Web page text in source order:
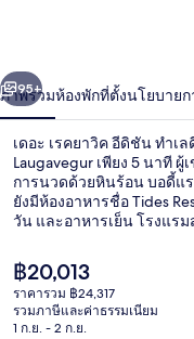
อี
ดิ
ชัน
า
ถัดไป
95+
ภาพรวมห้องพักที่ตั้งนโยบายก
เดอะ เรคยาวิค อีดิชัน ทำเ
Laugavegur เพียง 5 นาที
การนวดด้วยหินร้อน บอดี้แ
ยังมีห้องอาหารชื่อ Tides
วัน และอาหารเย็น โรงแร
เกี่ยวกับพนักงานและสภาพที่
ราคา
ปัจจุบัน
฿20,013
฿20,013
ราคารวม ฿24,317
รวมภาษีและค่าธรรมเนียม
1 ก.ย. - 2 ก.ย.